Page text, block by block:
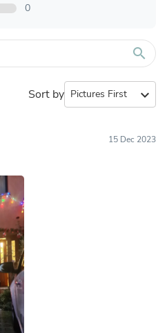
0
search
Sort by expand_more
15 Dec 2023